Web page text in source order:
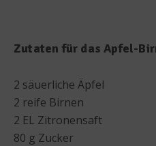
Zutaten für das Apfel-
2 säuerliche Äpfel
2 reife Birnen
2 EL Zitronensaft
80 g Zucker